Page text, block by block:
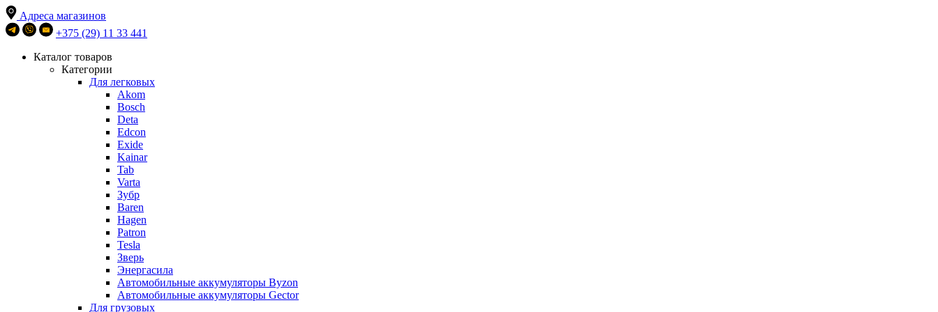
Адреса магазинов
+375 (29) 11 33 441
Каталог товаров
Категории
Для легковых
Akom
Bosch
Deta
Edcon
Exide
Kainar
Tab
Varta
Зубр
Baren
Hagen
Patron
Tesla
Зверь
Энергасила
Автомобильные аккумуляторы Byzon
Автомобильные аккумуляторы Gector
Для грузовых